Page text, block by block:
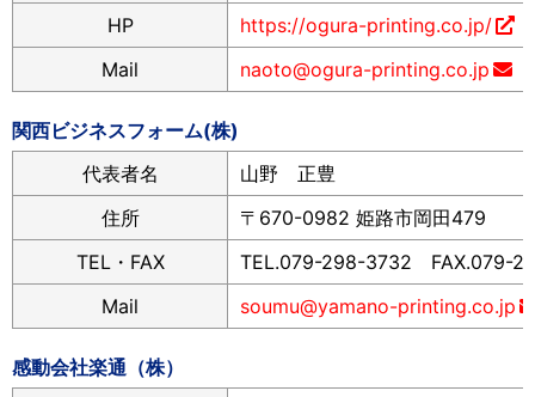
HP
https://ogura-printing.co.jp/
Mail
naoto@ogura-printing.co.jp
関西ビジネスフォーム(株)
代表者名
山野 正豊
住所
〒670-0982 姫路市岡田479
TEL・FAX
TEL.079-298-3732 FAX.079-
Mail
soumu@yamano-printing.co.jp
感動会社楽通（株）